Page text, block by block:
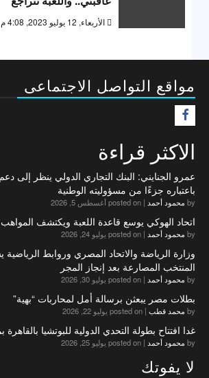
الأربعاء, 12 يوليو 2023, 4:08 م
مواقع التواصل الاجتماعى
الاكثر قراءة
عمرو الجنايني: البنك التجاري الدولي ينظر إلى
باعتباره جزءًا من مسؤوليته الوطنية
by محمود أحمد | posted on أغسطس 5, 2026
اتحاد الهوكي يوسع قاعدة اللعبة ويكتشف
by محمود أحمد | posted on يوليو 24, 2026
وزارة الرياضة والاتحاد المصري وروابط الرياضية
المنتخب المصارعة بعد إنجاز المجر
by محمود أحمد | posted on يوليو 30, 2026
بطلات مصر يبعثن برسالة أمل لمحاربات “بهية”
by محمد قطب | posted on يوليو 22, 2026
غدا افتتاح بطولة التحدي الدولية للبوتشيا بالقاهرة
by محمود أحمد | posted on يوليو 25, 2026
لا يفوتك